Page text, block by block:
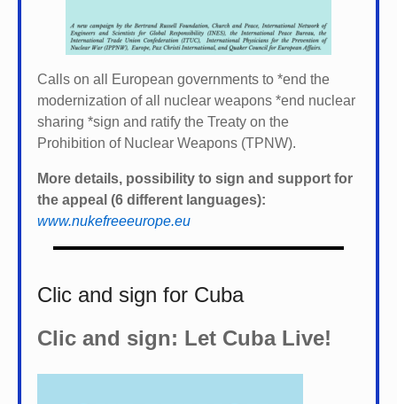
Calls on all European governments to *end the
modernization of all nuclear weapons *end nuclear
sharing *sign and ratify the Treaty on the
Prohibition of Nuclear Weapons (TPNW).
More details, possibility to sign and support for
the appeal (6 different languages):
www.nukefreeeurope.eu
Clic and sign for Cuba
Clic and sign: Let Cuba Live!